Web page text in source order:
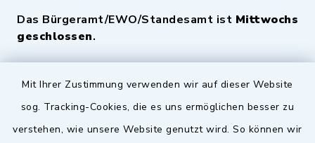
Mit Ihrer Zustimmung verwenden wir auf dieser Website
sog. Tracking-Cookies, die es uns ermöglichen besser zu
verstehen, wie unsere Website genutzt wird. So können wir
Das Bürgeramt/EWO/Standesamt ist Mittwochs
geschlossen.
Quicklinks